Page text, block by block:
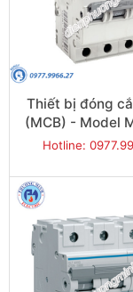
Thiết bị đóng
(MCB) - Model
Hotline: